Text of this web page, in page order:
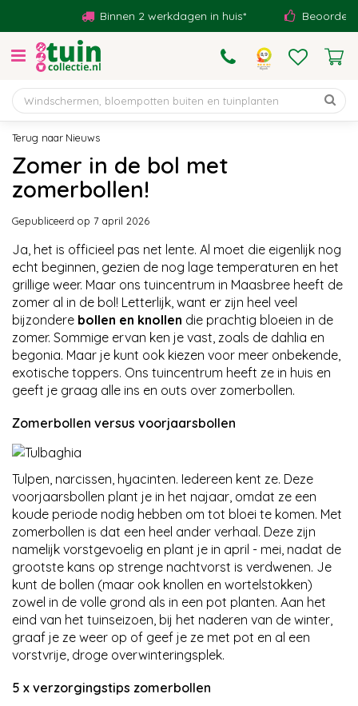
Nieuws
Binnen 2 werkdagen in huis* Beoordeeld
Zomer in de bol met
zomerbollen!
Gepubliceerd op 7 april 2026
Ja, het is officieel pas net lente. Al moet die eigenlijk nog
echt beginnen, gezien de nog lage temperaturen en het
grillige weer. Maar ons tuincentrum in Maasbree heeft de
zomer al in de bol! Letterlijk, want er zijn heel veel
bijzondere bollen en knollen die prachtig bloeien in de
zomer. Sommige ervan ken je vast, zoals de dahlia en
begonia. Maar je kunt ook kiezen voor meer onbekende,
exotische toppers. Ons tuincentrum heeft ze in huis en
geeft je graag alle ins en outs over zomerbollen.
Zomerbollen versus voorjaarsbollen
Tulpen, narcissen, hyacinten. Iedereen kent ze. Deze
voorjaarsbollen plant je in het najaar, omdat ze een
koude periode nodig hebben om tot bloei te komen. Met
zomerbollen is dat een heel ander verhaal. Deze zijn
namelijk vorstgevoelig en plant je in april - mei, nadat de
grootste kans op strenge nachtvorst is verdwenen. Je
kunt de bollen (maar ook knollen en wortelstokken)
zowel in de volle grond als in een pot planten. Aan het
eind van het tuinseizoen, bij het naderen van de winter,
graaf je ze weer op of geef je ze met pot en al een
vorstvrije, droge overwinteringsplek.
5 x verzorgingstips zomerbollen